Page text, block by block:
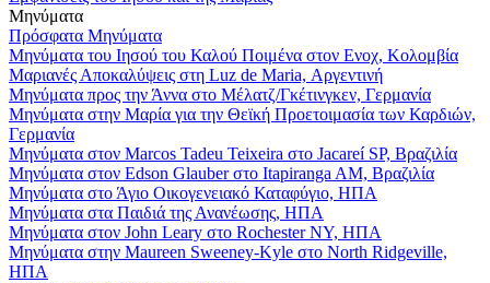
Μηνύματα
Πρόσφατα Μηνύματα
Μηνύματα του Ιησού του Καλού Ποιμένα στον Ενοχ, Κολομβία
Μαριανές Αποκαλύψεις στη Luz de Maria, Αργεντινή
Μηνύματα προς την Άννα στο Μέλατζ/Γκέτινγκεν, Γερμανία
Μηνύματα στην Μαρία για την Θεϊκή Προετοιμασία των Καρδιών,
Γερμανία
Μηνύματα στον Marcos Tadeu Teixeira στο Jacareí SP, Βραζιλία
Μηνύματα στον Edson Glauber στο Itapiranga AM, Βραζιλία
Μηνύματα στο Άγιο Οικογενειακό Καταφύγιο, ΗΠΑ
Μηνύματα στα Παιδιά της Ανανέωσης, ΗΠΑ
Μηνύματα στον John Leary στο Rochester NY, ΗΠΑ
Μηνύματα στην Maureen Sweeney-Kyle στο North Ridgeville,
ΗΠΑ